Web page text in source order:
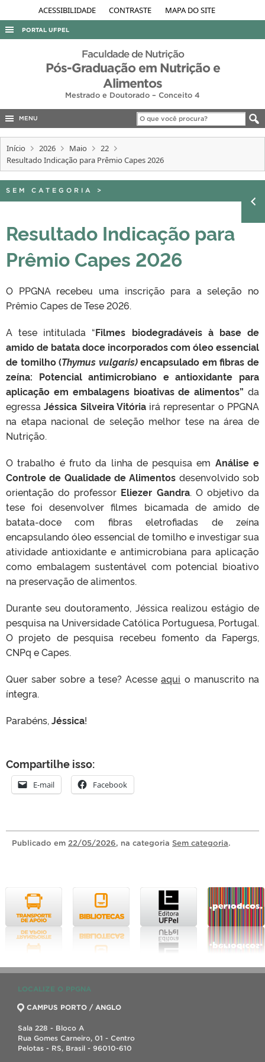
ACESSIBILIDADE CONTRASTE MAPA DO SITE
PORTAL UFPEL
ACESSO À INFORMAÇÃO
AUDITORIA
CONCURSOS
INTERNACIONAL
OUVIDORIA
PORTARIAS
Faculdade de Nutrição
Pós-Graduação em Nutrição e
Alimentos
Mestrado e Doutorado – Conceito 4
MENU
Início 2026 Maio
22
Resultado Indicação para Prêmio Capes 2026
SEM CATEGORIA >
Resultado Indicação para
Prêmio Capes 2026
O PPGNA recebeu uma inscrição para a seleção no
Prêmio Capes de Tese 2026.
A tese intitulada “Filmes biodegradáveis à base de
amido de batata doce incorporados com óleo essencial
de tomilho (Thymus vulgaris)encapsulado em fibras de
zeína: Potencial antimicrobiano e antioxidante para
aplicação em embalagens bioativas de alimentos” da
egressaJéssica Silveira Vitóriairá representar o PPGNA
na etapa nacional de seleção melhor tese na área de
Nutrição.
O trabalho é fruto da linha de pesquisa em Análise e
Controle de Qualidade de Alimentos desenvolvido sob
orientação do professor Eliezer Gandra. O objetivo da
tese foidesenvolver filmes bicamada de amido de
batata-doce com fibras eletrofiadas de zeína
encapsulando óleo essencial de tomilho e investigar sua
atividade antioxidante e antimicrobiana para aplicação
como embalagem sustentável com potencial bioativo
na preservação de alimentos.
Durante seu doutoramento, Jéssica realizou estágio de
pesquisa na Universidade Católica Portuguesa, Portugal.
O projeto de pesquisa recebeu fomento da Fapergs,
CNPq e Capes.
Quer saber sobre a tese? Acesseaqui o manuscrito na
íntegra.
Parabéns, Jéssica!
Compartilhe isso:
E-mail Facebook
Publicado em 22/05/2026, na categoria Sem categoria.
LOCALIZE O PPGNA
CAMPUS PORTO / ANGLO
Sala 228 - Bloco A
Rua Gomes Carneiro, 01 - Centro
Pelotas - RS, Brasil - 96010-610